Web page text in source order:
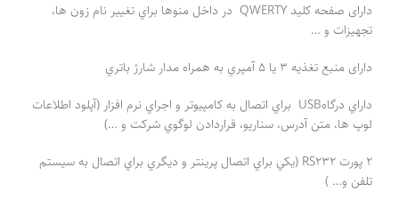
دارای صفحه كليد QWERTY در داخل منوها براي تغییر نام زون ها،
تجهیزات و …
دارای منبع تغذیه 3 يا 5 آمپري به همراه مدار شارژ باتري
داراي درگاهUSB براي اتصال به كامپيوتر و اجراي نرم افزار (آپلود اطلاعات
لوپ ها، متن آدرس، سناریو، قراردادن لوگوي شركت و …)
2 پورت RS232 (يكي براي اتصال پرينتر و ديگري براي اتصال به سيستم
تلفن و… )